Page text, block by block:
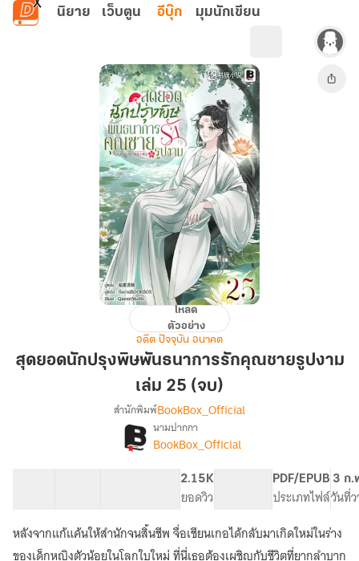
ข้ามไปยังเนื้อหาหลัก
นิยาย เว็บตูน อีบุ๊ก มุมนักเขียน
นัก
ปรุง
พันธนาการ
คุณชาย
รูป
เล่ม
25
(จบ)
โหลด
ตัวอย่าง
อดีต ปัจจุบัน อนาคต
สุดยอดนักปรุงพิษพันธนาการรักคุณชายรูปงาม
เล่ม 25 (จบ)
เรื่อง[จบ]
สุด
ยอด
นัก
ปรุง
พิษ
พันธนาการ
รัก
สำนักพิมพ์BookBox_Official
นามปากกา
BookBox_Official
2.15K
ยอดวิว
PDF/EPUB
ประเภทไฟล์
3 ก.
วันที่
หลังจากแก้แค้นให้สำนักจนสิ้นชีพ จื่อเชียนเกอได้กลับมาเกิดใหม่ในร่าง
ของเด็กหญิงตัวน้อยในโลกใบใหม่ ที่นี่เธอต้องเผชิญกับชีวิตที่ยากลำบาก